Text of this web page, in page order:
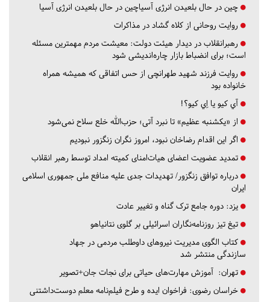
چین در حال بلعیدن انرژی آسیاچین در حال بلعیدن انرژی آسیا
روایت روحانی از کلاه گشاد در مذاکرات
رهبرانقلاب در دیدار هیئت دولت: معیشت مردم مهمترین مسئله
است؛ برای انضباط بازار چاره‌اندیشی شود
روایت فرزند شهید طهرانچی از حس اتفاقی که همیشه همراه
خانواده بود
آي كيو يا اِي كيو؟!
از «یکشنبه عظیم» تا نبرد آتی؛ حزب‌الله خلع سلاح نمی‌شود
اگر این اقدام رضاخان نبود، امروز نگران زنگزور نبودیم
تمدید عضویت اعضای هیات‌امنای کمیته امداد توسط رهبر انقلاب
درباره توافق زنگزور/ تهدیدات جدی علیه منافع ملی جمهوری اسلامی
ایران
یزد: دوره جامع ترک گناه و تغییر عادت
تیغ تیز روزنامه‌نگاران اسرائیلی بر گلوی نتانیاهو
کتاب الگوی مدیریت نیروهای داوطلب مردمی در جهاد
سازندگی منتشر شد
تهران: آموزش مهارت‌های حیاتی برای نجات جان+تصویر
خراسان رضوی: فراخوان ایده و طرح فیلم‌نامه معلم دوست‌داشتنی